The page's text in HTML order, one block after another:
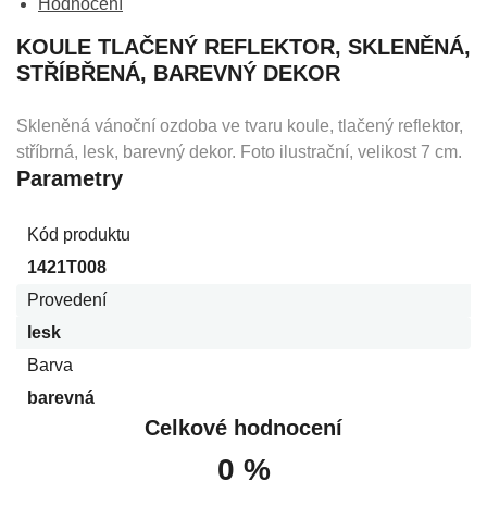
Hodnocení
KOULE TLAČENÝ REFLEKTOR, SKLENĚNÁ,
STŘÍBŘENÁ, BAREVNÝ DEKOR
Skleněná vánoční ozdoba ve tvaru koule, tlačený reflektor,
stříbrná, lesk, barevný dekor. Foto ilustrační, velikost 7 cm.
Parametry
Kód produktu
1421T008
Provedení
lesk
Barva
barevná
Celkové hodnocení
0 %